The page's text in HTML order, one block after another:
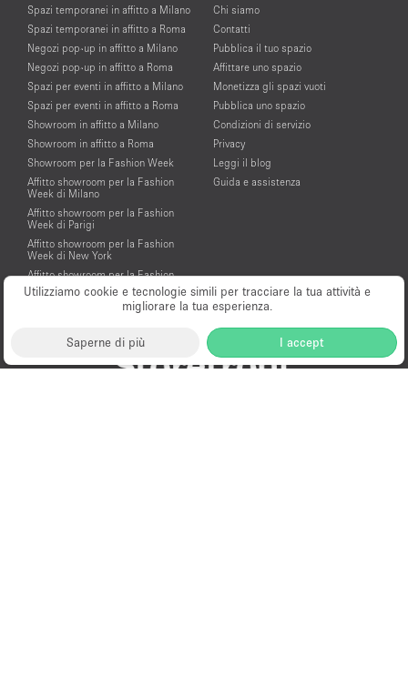
Utilizziamo cookie e tecnologie simili per tracciare la tua attività e
migliorare la tua esperienza.
Saperne di più I accept
Spazi temporanei in affitto a Milano
Spazi temporanei in affitto a Roma
Negozi pop-up in affitto a Milano
Negozi pop-up in affitto a Roma
Spazi per eventi in affitto a Milano
Spazi per eventi in affitto a Roma
Showroom in affitto a Milano
Showroom in affitto a Roma
Showroom per la Fashion Week
Affitto showroom per la Fashion
Week di Milano
Affitto showroom per la Fashion
Week di Parigi
Affitto showroom per la Fashion
Week di New York
Affitto showroom per la Fashion
Week di Londra
Affitto showroom per la Milano
Chi siamo
Contatti
Pubblica il tuo spazio
Affittare uno spazio
Monetizza gli spazi vuoti
Pubblica uno spazio
Condizioni di servizio
Privacy
Leggi il blog
Guida e assistenza